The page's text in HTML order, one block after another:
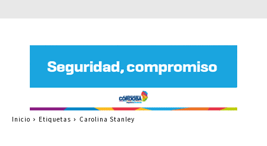
Inicio Etiquetas Carolina Stanley